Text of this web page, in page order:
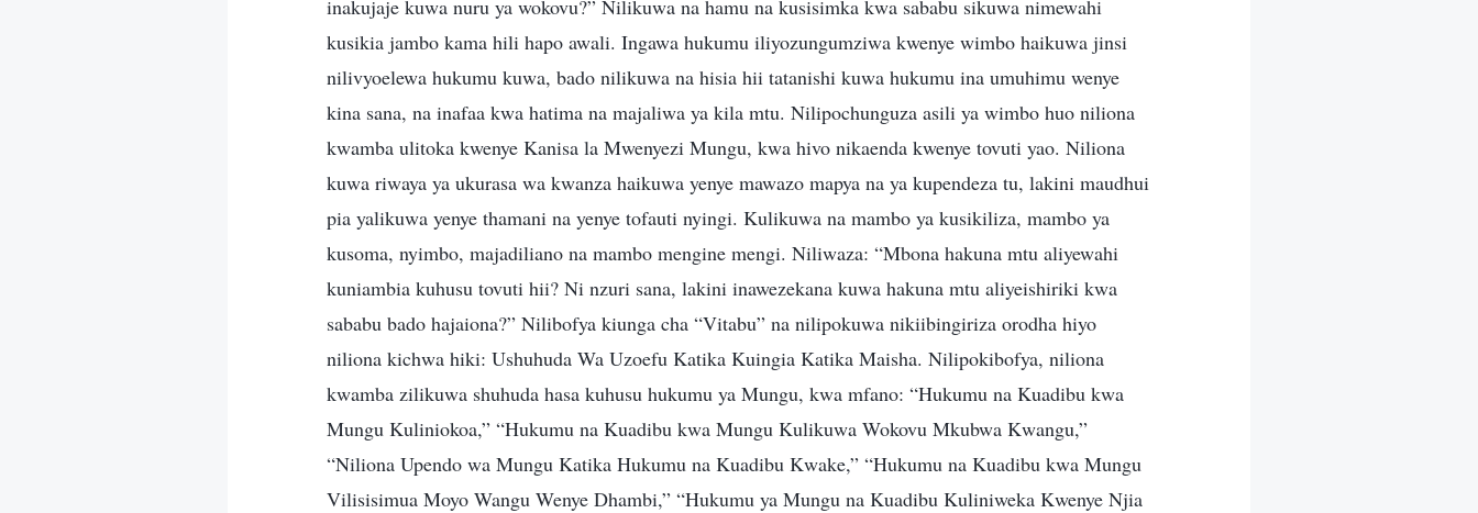
inakujaje kuwa nuru ya wokovu?” Nilikuwa na hamu na kusisimka kwa sababu sikuwa nimewahi
kusikia jambo kama hili hapo awali. Ingawa hukumu iliyozungumziwa kwenye wimbo haikuwa jinsi
nilivyoelewa hukumu kuwa, bado nilikuwa na hisia hii tatanishi kuwa hukumu ina umuhimu wenye
kina sana, na inafaa kwa hatima na majaliwa ya kila mtu. Nilipochunguza asili ya wimbo huo niliona
kwamba ulitoka kwenye Kanisa la Mwenyezi Mungu, kwa hivo nikaenda kwenye tovuti yao. Niliona
kuwa riwaya ya ukurasa wa kwanza haikuwa yenye mawazo mapya na ya kupendeza tu, lakini maudhui
pia yalikuwa yenye thamani na yenye tofauti nyingi. Kulikuwa na mambo ya kusikiliza, mambo ya
kusoma, nyimbo, majadiliano na mambo mengine mengi. Niliwaza: “Mbona hakuna mtu aliyewahi
kuniambia kuhusu tovuti hii? Ni nzuri sana, lakini inawezekana kuwa hakuna mtu aliyeishiriki kwa
sababu bado hajaiona?” Nilibofya kiunga cha “Vitabu” na nilipokuwa nikiibingiriza orodha hiyo
niliona kichwa hiki: Ushuhuda Wa Uzoefu Katika Kuingia Katika Maisha. Nilipokibofya, niliona
kwamba zilikuwa shuhuda hasa kuhusu hukumu ya Mungu, kwa mfano: “Hukumu na Kuadibu kwa
Mungu Kuliniokoa,” “Hukumu na Kuadibu kwa Mungu Kulikuwa Wokovu Mkubwa Kwangu,”
“Niliona Upendo wa Mungu Katika Hukumu na Kuadibu Kwake,” “Hukumu na Kuadibu kwa Mungu
Vilisisimua Moyo Wangu Wenye Dhambi,” “Hukumu ya Mungu na Kuadibu Kuliniweka Kwenye Njia